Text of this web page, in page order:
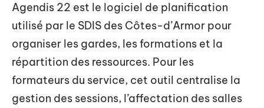
Agendis 22 est le logiciel de planification
utilisé par le SDIS des Côtes-d’Armor pour
organiser les gardes, les formations et la
répartition des ressources. Pour les
formateurs du service, cet outil centralise la
gestion des sessions, l’affectation des salles